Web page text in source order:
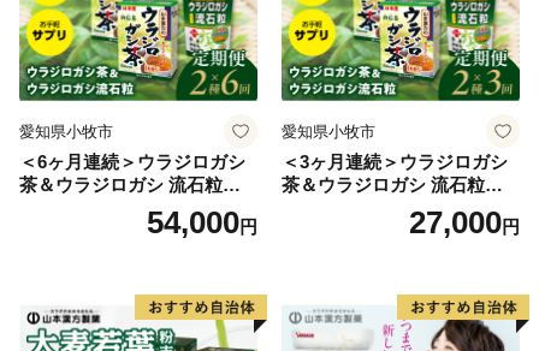
愛知県小牧市
＜6ヶ月連続＞ウラジロガシ
茶＆ウラジロガシ 流石粒
山本漢方 定期便54,000円
愛知県小牧市
＜3ヶ月連続＞ウラジロガシ
茶＆ウラジロガシ 流石粒
山本漢方 定期便27,000円